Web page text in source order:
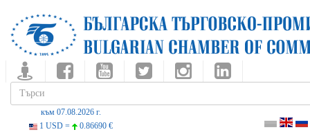
към 07.08.2026 г.
1 USD =
0.86690 €